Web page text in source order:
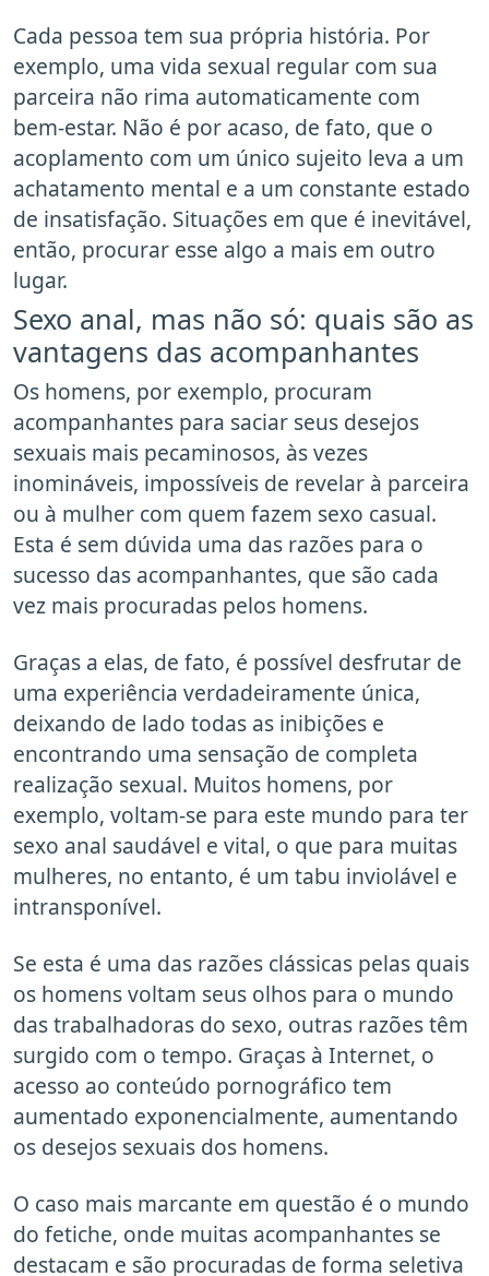
Cada pessoa tem sua própria história. Por
exemplo, uma vida sexual regular com sua
parceira não rima automaticamente com
bem-estar. Não é por acaso, de fato, que o
acoplamento com um único sujeito leva a um
achatamento mental e a um constante estado
de insatisfação. Situações em que é inevitável,
então, procurar esse algo a mais em outro
lugar.
Sexo anal, mas não só: quais são as
vantagens das acompanhantes
Os homens, por exemplo, procuram
acompanhantes para saciar seus desejos
sexuais mais pecaminosos, às vezes
inomináveis, impossíveis de revelar à parceira
ou à mulher com quem fazem sexo casual.
Esta é sem dúvida uma das razões para o
sucesso das acompanhantes, que são cada
vez mais procuradas pelos homens.
Graças a elas, de fato, é possível desfrutar de
uma experiência verdadeiramente única,
deixando de lado todas as inibições e
encontrando uma sensação de completa
realização sexual. Muitos homens, por
exemplo, voltam-se para este mundo para ter
sexo anal saudável e vital, o que para muitas
mulheres, no entanto, é um tabu inviolável e
intransponível.
Se esta é uma das razões clássicas pelas quais
os homens voltam seus olhos para o mundo
das trabalhadoras do sexo, outras razões têm
surgido com o tempo. Graças à Internet, o
acesso ao conteúdo pornográfico tem
aumentado exponencialmente, aumentando
os desejos sexuais dos homens.
O caso mais marcante em questão é o mundo
do fetiche, onde muitas acompanhantes se
destacam e são procuradas de forma seletiva